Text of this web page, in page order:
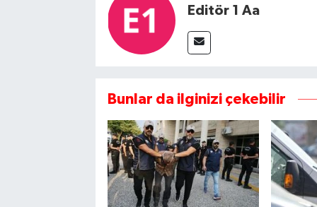
Editör 1 Aa
Bunlar da ilginizi çekebilir